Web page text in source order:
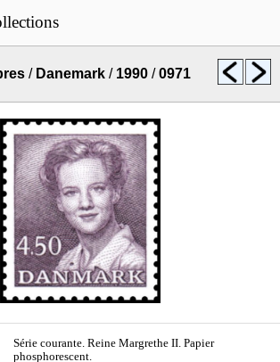
/ Danemark / 1990 /0971
Série courante. Reine Margrethe II. Papier
phosphorescent.